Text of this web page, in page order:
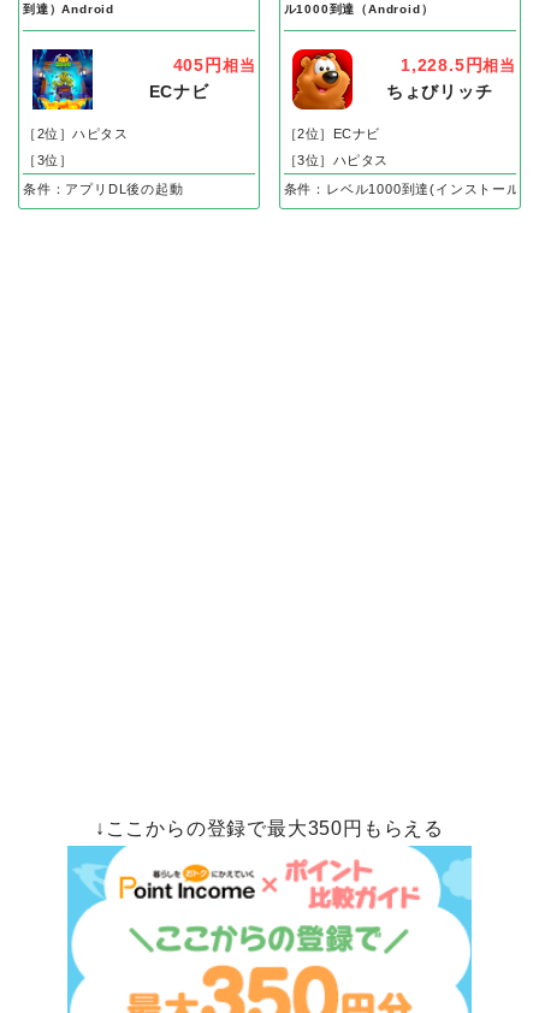
到達）Android
405円 相当
ECナビ
［2位］ハピタス
［3位］
条件：アプリDL後の起動
ル1000到達（Android）
1,228.5円相当
ちょびリッチ
［2位］ECナビ
［3位］ハピタス
条件：レベル1000到達(インストール後
↓ここからの登録で最大350円もらえる